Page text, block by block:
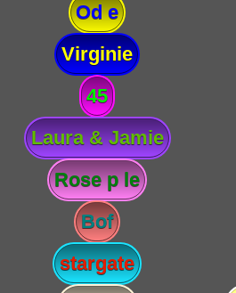
Od e
Virginie
45
Laura & Jamie
Rose p le
Bof
stargate